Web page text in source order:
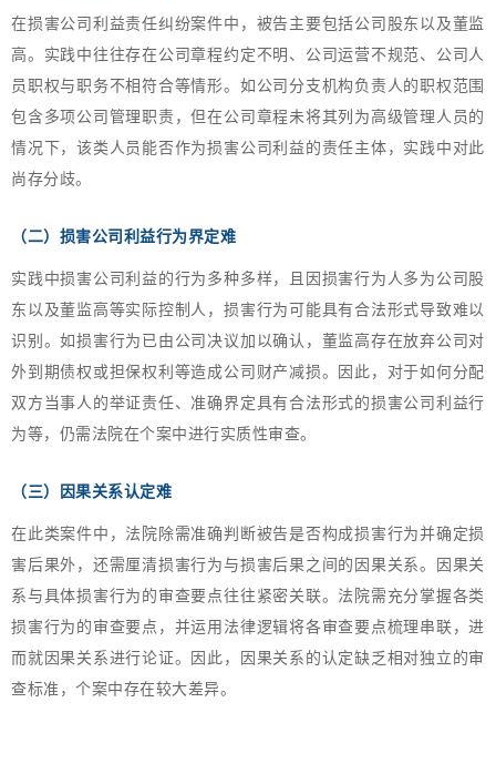
在损害公司利益责任纠纷案件中，被告主要包括公司股东以及董监
高。实践中往往存在公司章程约定不明、公司运营不规范、公司人
员职权与职务不相符合等情形。如公司分支机构负责人的职权范围
包含多项公司管理职责，但在公司章程未将其列为高级管理人员的
情况下，该类人员能否作为损害公司利益的责任主体，实践中对此
尚存分歧。
（二） 损害公司利益行为界定难
实践中损害公司利益的行为多种多样，且因损害行为人多为公司股
东以及董监高等实际控制人，损害行为可能具有合法形式导致难以
识别。如损害行为已由公司决议加以确认，董监高存在放弃公司对
外到期债权或担保权利等造成公司财产减损。因此，对于如何分配
双方当事人的举证责任、准确界定具有合法形式的损害公司利益行
为等，仍需法院在个案中进行实质性审查。
（三） 因果关系认定难
在此类案件中，法院除需准确判断被告是否构成损害行为并确定损
害后果外，还需厘清损害行为与损害后果之间的因果关系。因果关
系与具体损害行为的审查要点往往紧密关联。法院需充分掌握各类
损害行为的审查要点，并运用法律逻辑将各审查要点梳理串联，进
而就因果关系进行论证。因此，因果关系的认定缺乏相对独立的审
查标准，个案中存在较大差异。